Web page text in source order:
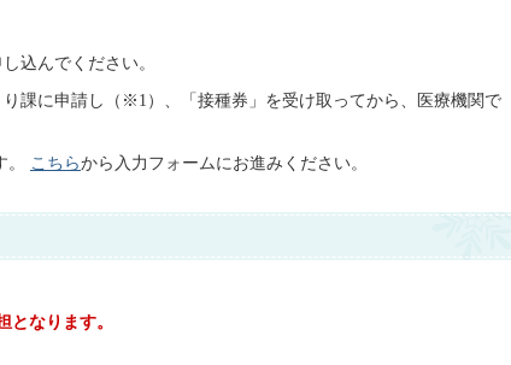
込んでください。
り課に申請し（※1）、「接種券」を受け取ってから、医療機関で
。
こちらから入力フォームにお進みください。
なります。